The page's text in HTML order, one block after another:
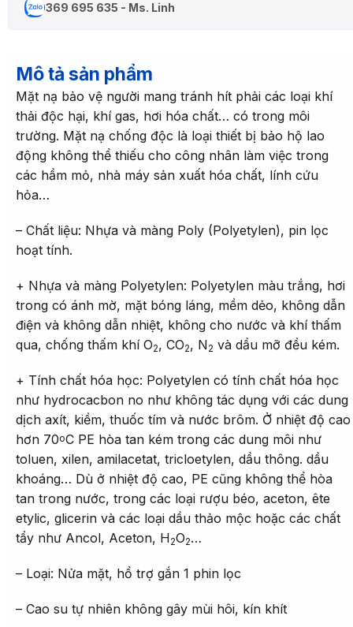
0369 695 635 - Ms. Linh
Mô tả sản phẩm
Mặt nạ bảo vệ người mang tránh hít phải các loại khí
thải độc hại, khí gas, hơi hóa chất… có trong môi
trường. Mặt nạ chống độc là loại thiết bị bảo hộ lao
động không thể thiếu cho công nhân làm việc trong
các hầm mỏ, nhà máy sản xuất hóa chất, lính cứu
hỏa…
– Chất liệu: Nhựa và màng Poly (Polyetylen), pin lọc
hoạt tính.
+ Nhựa và màng Polyetylen: Polyetylen màu trắng, hơi
trong có ánh mờ, mặt bóng láng, mềm dẻo, không dẫn
điện và không dẫn nhiệt, không cho nước và khí thấm
qua, chống thấm khí O2, CO2, N2 và dầu mỡ đều kém.
+ Tính chất hóa học: Polyetylen có tính chất hóa học
như hydrocacbon no như không tác dụng với các dung
dịch axít, kiềm, thuốc tím và nước brôm. Ở nhiệt độ cao
hơn 70oC PE hòa tan kém trong các dung môi như
toluen, xilen, amilacetat, tricloetylen, dầu thông. dầu
khoáng… Dù ở nhiệt độ cao, PE cũng không thể hòa
tan trong nước, trong các loại rượu béo, aceton, ête
etylic, glicerin và các loại dầu thảo mộc hoặc các chất
tẩy như Ancol, Aceton, H2O2…
– Loại: Nửa mặt, hổ trợ gắn 1 phin lọc
– Cao su tự nhiên không gây mùi hôi, kín khít